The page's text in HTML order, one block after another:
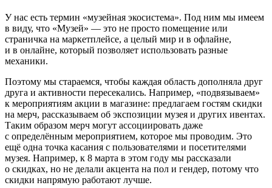
У нас есть термин «музейная экосистема». Под ним мы имеем
в виду, что «Музей» — это не просто помещение или
страничка на маркетплейсе, а целый мир и в офлайне,
и в онлайне, который позволяет использовать разные
механики.
Поэтому мы стараемся, чтобы каждая область дополняла друг
друга и активности пересекались. Например, «подвязываем»
к мероприятиям акции в магазине: предлагаем гостям скидки
на мерч, рассказываем об экспозиции музея и других ивентах.
Таким образом мерч могут ассоциировать даже
с определённым мероприятием, которое мы проводим. Это
ещё одна точка касания с пользователями и посетителями
музея. Например, к 8 марта в этом году мы рассказали
о скидках, но не делали акцента на пол и гендер, потому что
скидки напрямую работают лучше.